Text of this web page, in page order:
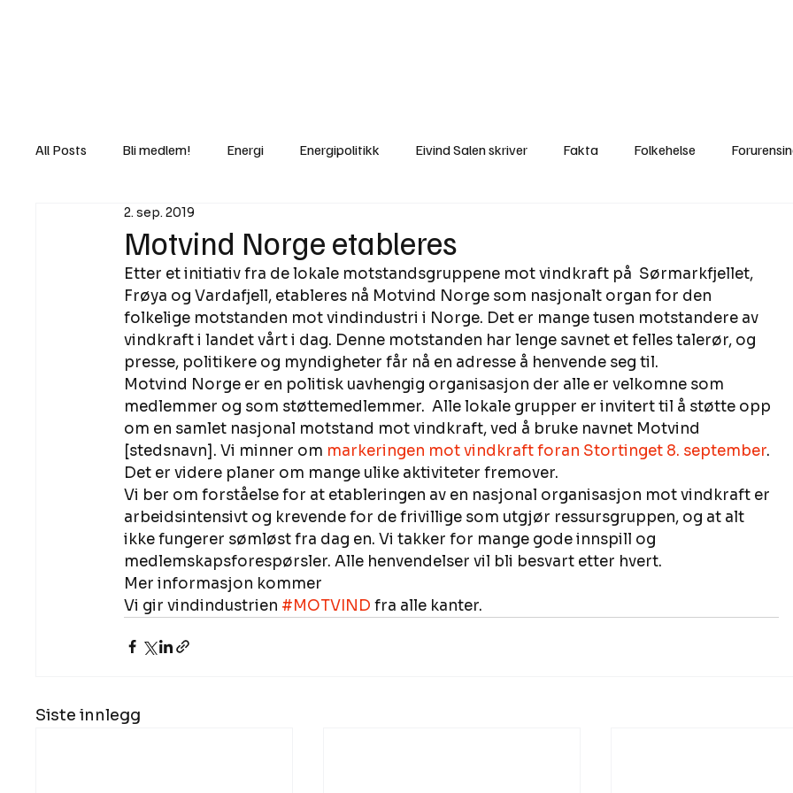
All Posts Bli medlem! Energi Energipolitikk Eivind Salen skriver Fakta Folkehelse
Lov og rett Lovbrudd
Rettslige skritt i Klartekst Ukens innlegg Utvalgte artikler Gaute forklarer Fakta om vindkraft
Motvind Norge etableres
2. sep. 2019
Etter et initiativ fra de lokale motstandsgruppene mot vindkraft på  Sørmarkfjellet,
Frøya og Vardafjell, etableres nå Motvind Norge som nasjonalt organ for den
folkelige motstanden mot vindindustri i Norge. Det er mange tusen motstandere av
vindkraft i landet vårt i dag. Denne motstanden har lenge savnet et felles talerør, og
presse, politikere og myndigheter får nå en adresse å henvende seg til.
Motvind Norge er en politisk uavhengig organisasjon der alle er velkomne som
medlemmer og som støttemedlemmer.  Alle lokale grupper er invitert til å støtte opp
om en samlet nasjonal motstand mot vindkraft, ved å bruke navnet Motvind
[stedsnavn]. Vi minner om markeringen mot vindkraft foran Stortinget 8. september.
Det er videre planer om mange ulike aktiviteter fremover.
Vi ber om forståelse for at etableringen av en nasjonal organisasjon mot vindkraft er
arbeidsintensivt og krevende for de frivillige som utgjør ressursgruppen, og at alt
ikke fungerer sømløst fra dag en. Vi takker for mange gode innspill og
medlemskapsforespørsler. Alle henvendelser vil bli besvart etter hvert.
Mer informasjon kommer
Vi gir vindindustrien #MOTVIND fra alle kanter.
Siste innlegg